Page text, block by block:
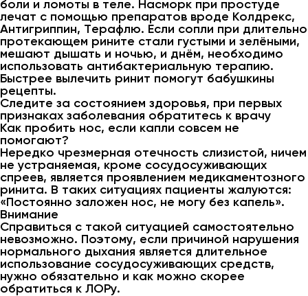
боли и ломоты в теле. Насморк при простуде
лечат с помощью препаратов вроде Колдрекс,
Антигриппин, Терафлю. Если сопли при длительно
протекающем рините стали густыми и зелёными,
мешают дышать и ночью, и днём, необходимо
использовать антибактериальную терапию.
Быстрее вылечить ринит помогут бабушкины
рецепты.
Следите за состоянием здоровья, при первых
признаках заболевания обратитесь к врачу
Как пробить нос, если капли совсем не
помогают?
Нередко чрезмерная отечность слизистой, ничем
не устраняемая, кроме сосудосуживающих
спреев, является проявлением медикаментозного
ринита. В таких ситуациях пациенты жалуются:
«Постоянно заложен нос, не могу без капель».
Внимание
Справиться с такой ситуацией самостоятельно
невозможно. Поэтому, если причиной нарушения
нормального дыхания является длительное
использование сосудосуживающих средств,
нужно обязательно и как можно скорее
обратиться к ЛОРу.